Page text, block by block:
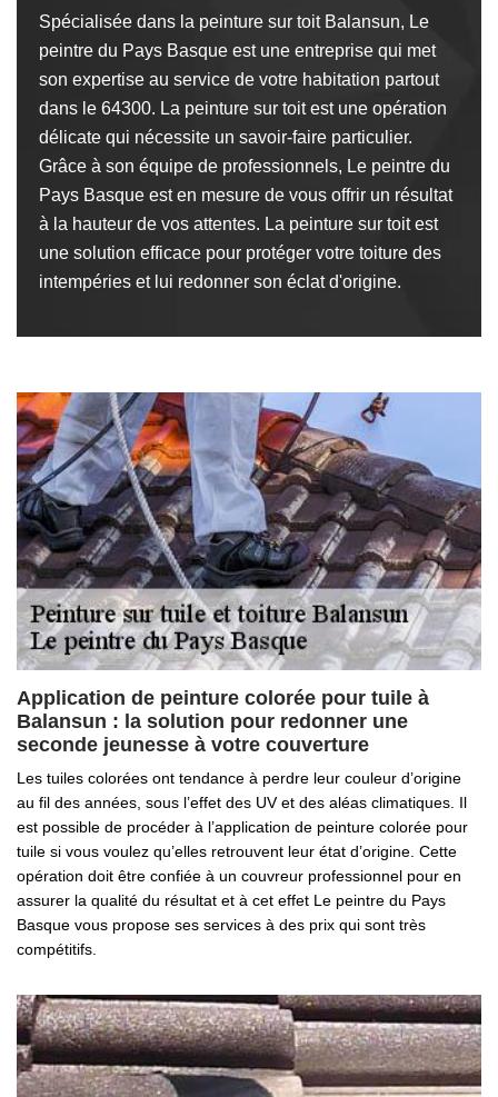
Spécialisée dans la peinture sur toit Balansun, Le
peintre du Pays Basque est une entreprise qui met
son expertise au service de votre habitation partout
dans le 64300. La peinture sur toit est une opération
délicate qui nécessite un savoir-faire particulier.
Grâce à son équipe de professionnels, Le peintre du
Pays Basque est en mesure de vous offrir un résultat
à la hauteur de vos attentes. La peinture sur toit est
une solution efficace pour protéger votre toiture des
intempéries et lui redonner son éclat d'origine.
Application de peinture colorée pour tuile à
Balansun : la solution pour redonner une
seconde jeunesse à votre couverture
Les tuiles colorées ont tendance à perdre leur couleur d’origine
au fil des années, sous l’effet des UV et des aléas climatiques. Il
est possible de procéder à l’application de peinture colorée pour
tuile si vous voulez qu’elles retrouvent leur état d’origine. Cette
opération doit être confiée à un couvreur professionnel pour en
assurer la qualité du résultat et à cet effet Le peintre du Pays
Basque vous propose ses services à des prix qui sont très
compétitifs.